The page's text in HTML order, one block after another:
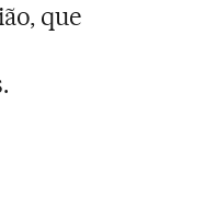
que